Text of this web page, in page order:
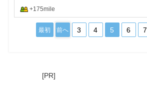
+175mile
最初 前へ 3 4 5 6 7
[PR]